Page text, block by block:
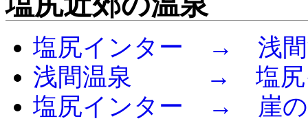
塩尻インター → 浅間
浅間温泉 → 塩尻
塩尻インター → 崖の